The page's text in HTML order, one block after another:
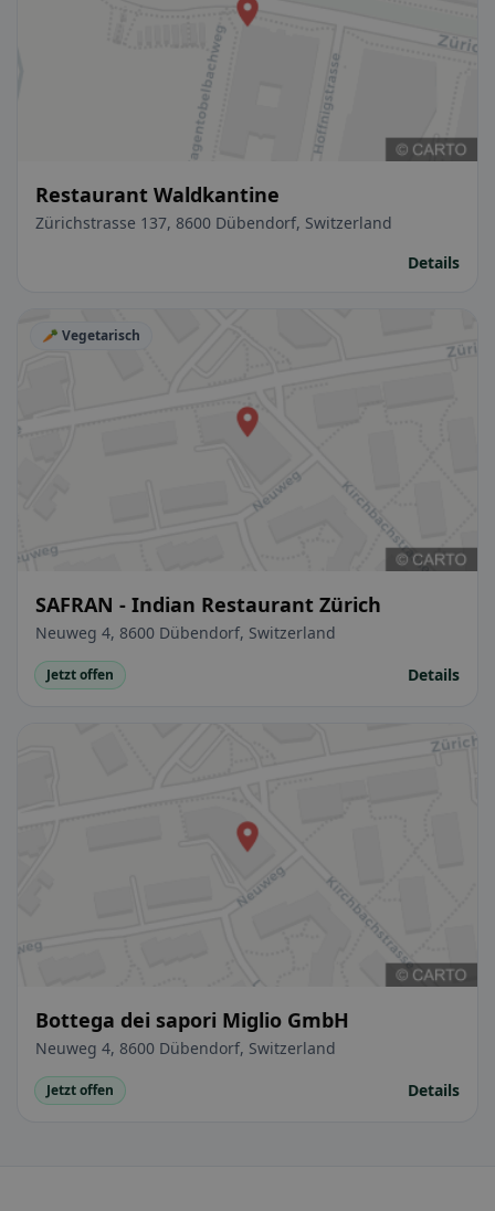
Restaurant Waldkantine
Zürichstrasse 137, 8600 Dübendorf, Switzerland
Details
🥕 Vegetarisch
SAFRAN - Indian Restaurant Zürich
Neuweg 4, 8600 Dübendorf, Switzerland
Jetzt offen Details
Bottega dei sapori Miglio GmbH
Neuweg 4, 8600 Dübendorf, Switzerland
Jetzt offen Details